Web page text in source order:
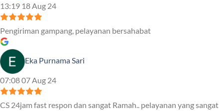
13:19 18 Aug 24
Pengiriman gampang, pelayanan bersahabat
Eka Purnama Sari
07:08 07 Aug 24
CS 24jam fast respon dan sangat Ramah.. pelayanan yang sangat